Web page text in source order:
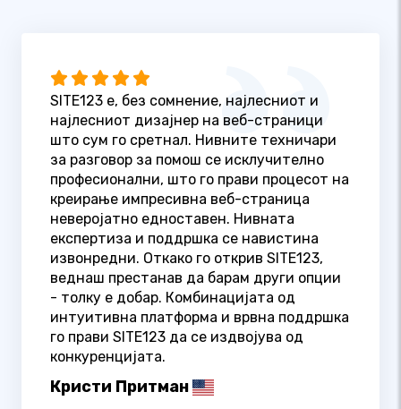
SITE123 е, без сомнение, најлесниот и
најлесниот дизајнер на веб-страници
што сум го сретнал. Нивните техничари
за разговор за помош се исклучително
професионални, што го прави процесот на
креирање импресивна веб-страница
неверојатно едноставен. Нивната
експертиза и поддршка се навистина
извонредни. Откако го открив SITE123,
веднаш престанав да барам други опции
- толку е добар. Комбинацијата од
интуитивна платформа и врвна поддршка
го прави SITE123 да се издвојува од
конкуренцијата.
Кристи Притман